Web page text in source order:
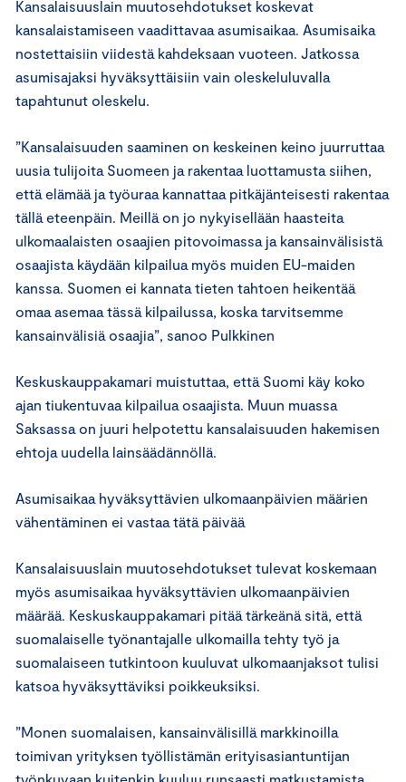
Kansalaisuuslain muutosehdotukset koskevat
kansalaistamiseen vaadittavaa asumisaikaa. Asumisaika
nostettaisiin viidestä kahdeksaan vuoteen. Jatkossa
asumisajaksi hyväksyttäisiin vain oleskeluluvalla
tapahtunut oleskelu.
”Kansalaisuuden saaminen on keskeinen keino juurruttaa
uusia tulijoita Suomeen ja rakentaa luottamusta siihen,
että elämää ja työuraa kannattaa pitkäjänteisesti rakentaa
tällä eteenpäin. Meillä on jo nykyisellään haasteita
ulkomaalaisten osaajien pitovoimassa ja kansainvälisistä
osaajista käydään kilpailua myös muiden EU-maiden
kanssa. Suomen ei kannata tieten tahtoen heikentää
omaa asemaa tässä kilpailussa, koska tarvitsemme
kansainvälisiä osaajia”, sanoo Pulkkinen
Keskuskauppakamari muistuttaa, että Suomi käy koko
ajan tiukentuvaa kilpailua osaajista. Muun muassa
Saksassa on juuri helpotettu kansalaisuuden hakemisen
ehtoja uudella lainsäädännöllä.
Asumisaikaa hyväksyttävien ulkomaanpäivien määrien
vähentäminen ei vastaa tätä päivää
Kansalaisuuslain muutosehdotukset tulevat koskemaan
myös asumisaikaa hyväksyttävien ulkomaanpäivien
määrää. Keskuskauppakamari pitää tärkeänä sitä, että
suomalaiselle työnantajalle ulkomailla tehty työ ja
suomalaiseen tutkintoon kuuluvat ulkomaanjaksot tulisi
katsoa hyväksyttäviksi poikkeuksiksi.
”Monen suomalaisen, kansainvälisillä markkinoilla
toimivan yrityksen työllistämän erityisasiantuntijan